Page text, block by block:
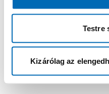
Testre
Kizárólag az